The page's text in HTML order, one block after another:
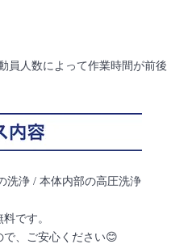
員人数によって作業時間が前後
洗浄 / 本体内部の高圧洗浄
です。
、ご安心ください😊